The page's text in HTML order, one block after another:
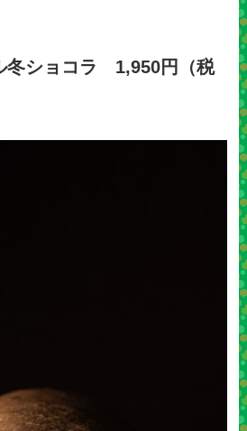
冬ショコラ 1,950円（税